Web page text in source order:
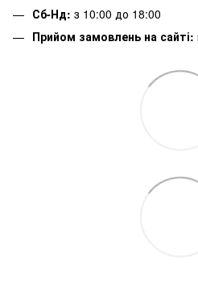
Сб-Нд: з 10:00 до 18:00
Прийом замовлень на сайті: